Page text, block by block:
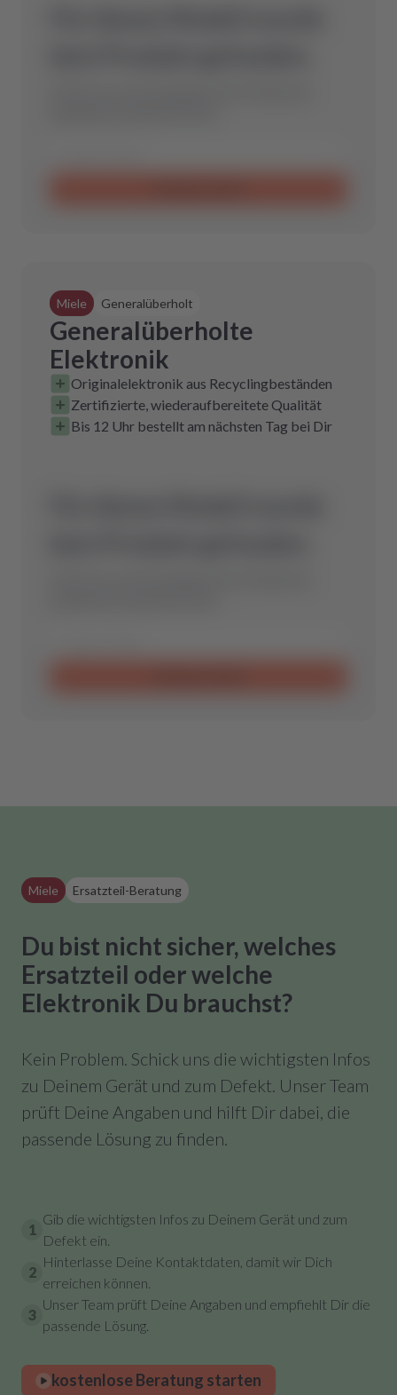
Miele Generalüberholt
Generalüberholte
Elektronik
Originalelektronik aus Recyclingbeständen
Zertifizierte, wiederaufbereitete Qualität
Bis 12 Uhr bestellt am nächsten Tag bei Dir
Miele Ersatzteil-Beratung
Du bist nicht sicher, welches
Ersatzteil oder welche
Elektronik Du brauchst?
Kein Problem. Schick uns die wichtigsten Infos
zu Deinem Gerät und zum Defekt. Unser Team
prüft Deine Angaben und hilft Dir dabei, die
passende Lösung zu finden.
1
Gib die wichtigsten Infos zu Deinem Gerät und zum
Defekt ein.
2
Hinterlasse Deine Kontaktdaten, damit wir Dich
erreichen können.
3
Unser Team prüft Deine Angaben und empfiehlt Dir die
passende Lösung.
kostenlose Beratung starten